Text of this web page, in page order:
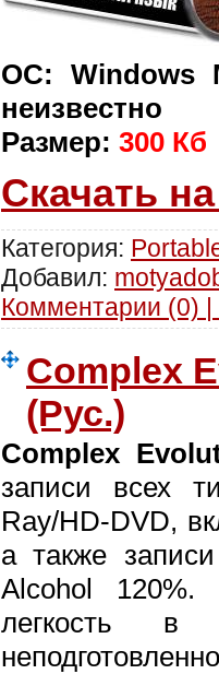
ОС: Windows
неизвестно
Размер: 300 Кб
Скачать
Категория:
Добавил:
Комментарии (0) |
Complex
(Рус.)
Complex
записи всех
Ray/HD-DVD,
а также
Alcohol 120%.
легкость в